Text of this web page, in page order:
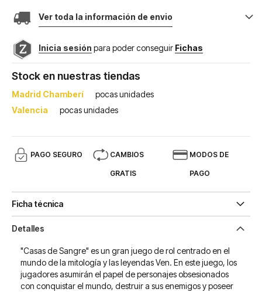
Ver toda la información de envio
Inicia sesión para poder conseguir Fichas
Stock en nuestras tiendas
Madrid Chamberí
pocas unidades
Valencia
pocas unidades
PAGO SEGURO CAMBIOS
GRATIS
MODOS DE
PAGO
Ficha técnica
Detalles
"Casas de Sangre" es un gran juego de rol centrado en el
mundo de la mitología y las leyendas Ven. En este juego, los
jugadores asumirán el papel de personajes obsesionados
con conquistar el mundo, destruir a sus enemigos y poseer